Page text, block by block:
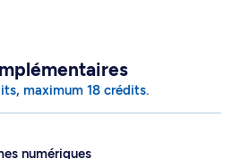
maximum 18 crédits.
numériques